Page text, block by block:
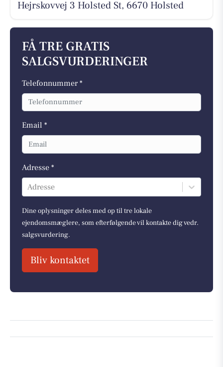
Hejrskovvej 3 Holsted St, 6670 Holsted
FÅ TRE GRATIS
SALGSVURDERINGER
Telefonnummer *
Email *
Adresse *
Adresse
Dine oplysninger deles med op til tre lokale
ejendomsmæglere, som efterfølgende vil kontakte dig vedr.
salgsvurdering.
Bliv kontaktet